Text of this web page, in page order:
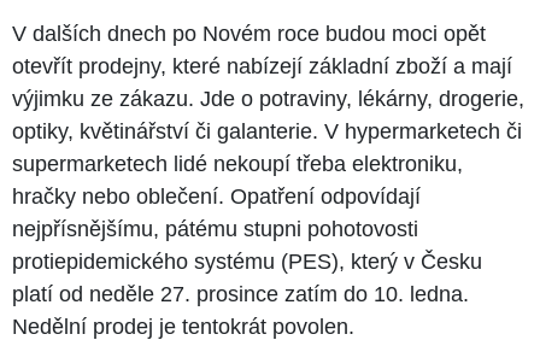
V dalších dnech po Novém roce budou moci opět
otevřít prodejny, které nabízejí základní zboží a mají
výjimku ze zákazu. Jde o potraviny, lékárny, drogerie,
optiky, květinářství či galanterie. V hypermarketech či
supermarketech lidé nekoupí třeba elektroniku,
hračky nebo oblečení. Opatření odpovídají
nejpřísnějšímu, pátému stupni pohotovosti
protiepidemického systému (PES), který v Česku
platí od neděle 27. prosince zatím do 10. ledna.
Nedělní prodej je tentokrát povolen.